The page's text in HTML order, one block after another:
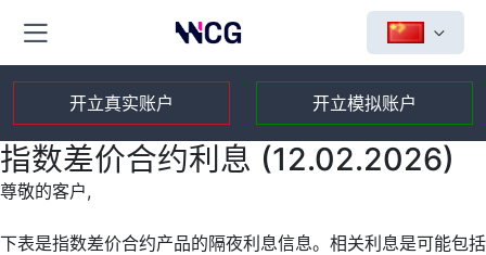
开立真实账户 开立模拟账户
指数差价合约利息 (12.02.2026)
尊敬的客户,
下表是指数差价合约产品的隔夜利息信息。相关利息是可能包括